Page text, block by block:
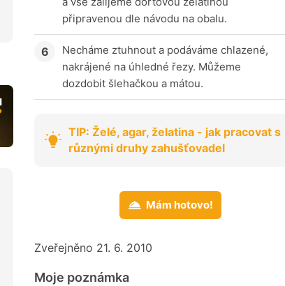
připravenou dle návodu na obalu.
Necháme ztuhnout a podáváme chlazené,
nakrájené na úhledné řezy. Můžeme
dozdobit šlehačkou a mátou.
TIP: Želé, agar, želatina - jak pracovat s
různými druhy zahušťovadel
Mám hotovo!
Zveřejněno 21. 6. 2010
Moje poznámka